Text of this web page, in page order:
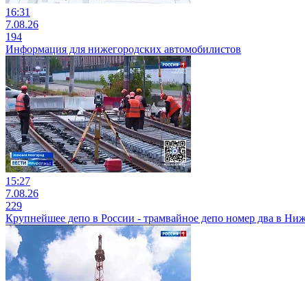
16:31
7.08.26
194
Информация для нижегородских автомобилистов
15:27
7.08.26
229
Крупнейшее депо в России - трамвайное депо номер два в